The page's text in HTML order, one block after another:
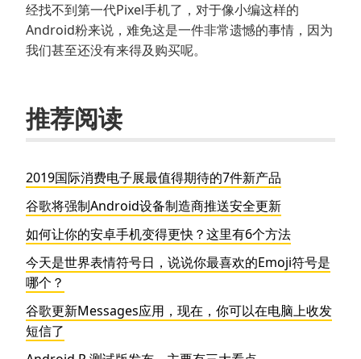
经找不到第一代Pixel手机了，对于像小编这样的
Android粉来说，难免这是一件非常遗憾的事情，因为
我们甚至还没有来得及购买呢。
推荐阅读
2019国际消费电子展最值得期待的7件新产品
谷歌将强制Android设备制造商推送安全更新
如何让你的安卓手机变得更快？这里有6个方法
今天是世界表情符号日，说说你最喜欢的Emoji符号是
哪个？
谷歌更新Messages应用，现在，你可以在电脑上收发
短信了